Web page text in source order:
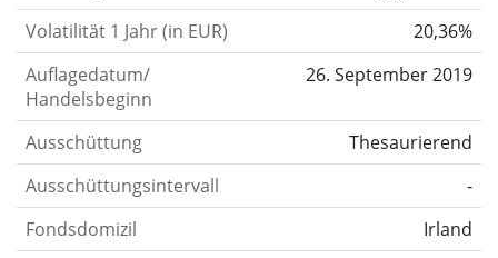
Volatilität 1 Jahr (in EUR)
20,36%
Auflagedatum/
Handelsbeginn
26. September 2019
Ausschüttung
Thesaurierend
Ausschüttungsintervall
-
Fondsdomizil
Irland